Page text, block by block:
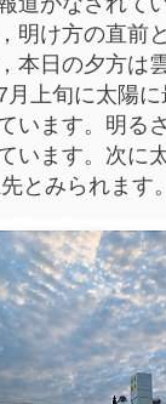
明け方の直前
本日の夕方は
月上旬に太陽
います。明る
います。次に
とみられます。